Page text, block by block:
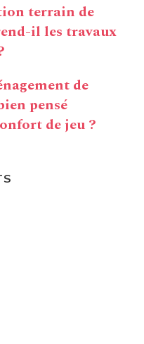
terrain de
il les travaux
de
pensé
de jeu ?